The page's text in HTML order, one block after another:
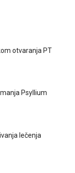
otvaranja PT
Psyllium
lečenja